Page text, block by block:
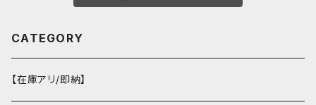
CATEGORY
【在庫アリ/即納】